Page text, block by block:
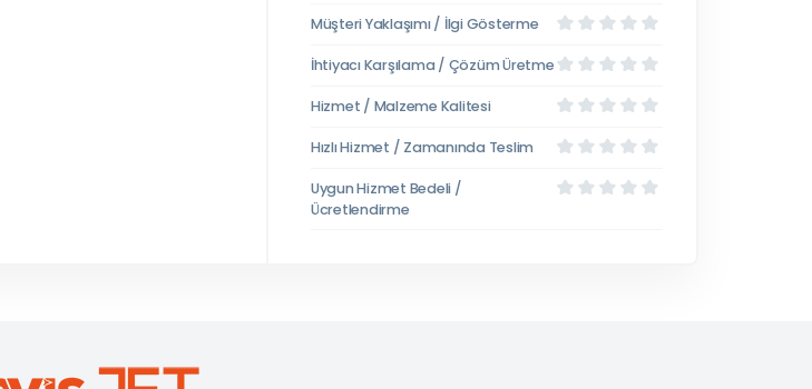
Müşteri Yaklaşımı / İlgi Gösterme
İhtiyacı Karşılama / Çözüm Üretme
Hizmet / Malzeme Kalitesi
Hızlı Hizmet / Zamanında Teslim
Uygun Hizmet Bedeli /
Ücretlendirme